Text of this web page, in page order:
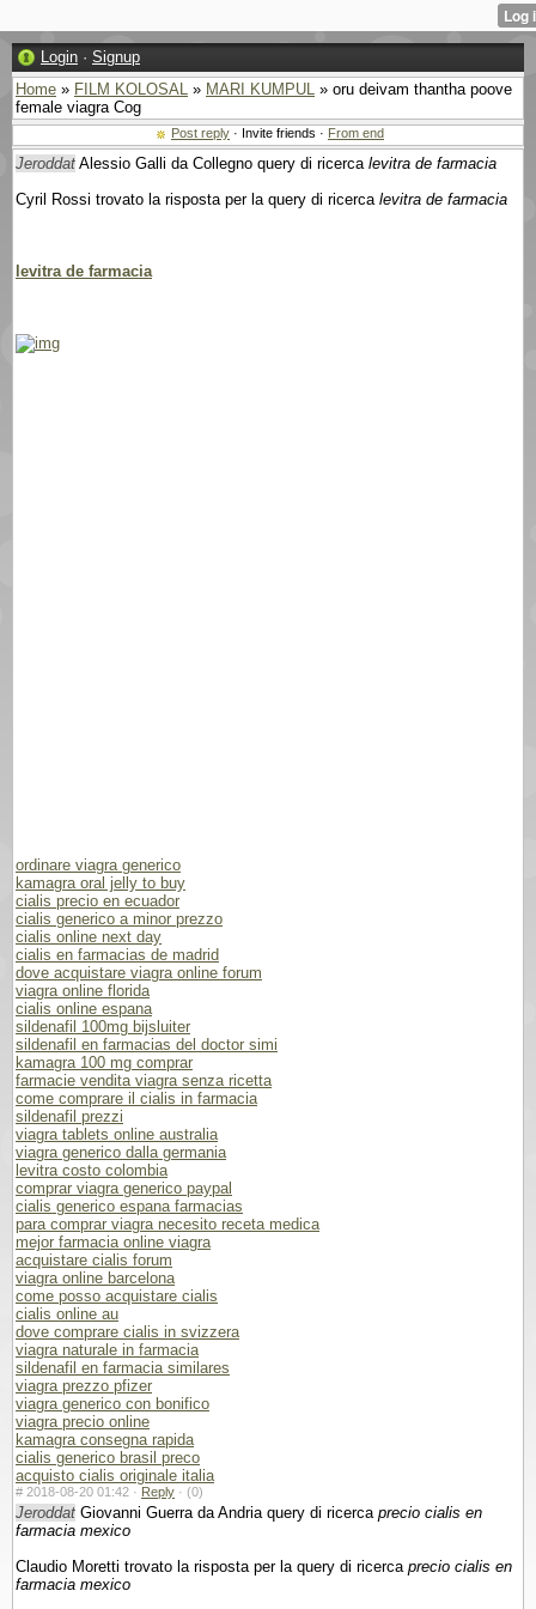
Login · Signup
Home » FILM KOLOSAL » MARI KUMPUL » oru deivam thantha poove
female viagra Cog
Post reply · Invite friends · From end
Jeroddat Alessio Galli da Collegno query di ricerca levitra de farmacia
Cyril Rossi trovato la risposta per la query di ricerca levitra de farmacia
levitra de farmacia
ordinare viagra generico
kamagra oral jelly to buy
cialis precio en ecuador
cialis generico a minor prezzo
cialis online next day
cialis en farmacias de madrid
dove acquistare viagra online forum
viagra online florida
cialis online espana
sildenafil 100mg bijsluiter
sildenafil en farmacias del doctor simi
kamagra 100 mg comprar
farmacie vendita viagra senza ricetta
come comprare il cialis in farmacia
sildenafil prezzi
viagra tablets online australia
viagra generico dalla germania
levitra costo colombia
comprar viagra generico paypal
cialis generico espana farmacias
para comprar viagra necesito receta medica
mejor farmacia online viagra
acquistare cialis forum
viagra online barcelona
come posso acquistare cialis
cialis online au
dove comprare cialis in svizzera
viagra naturale in farmacia
sildenafil en farmacia similares
viagra prezzo pfizer
viagra generico con bonifico
viagra precio online
kamagra consegna rapida
cialis generico brasil preco
acquisto cialis originale italia
# 2018-08-20 01:42 · Reply · (0)
Jeroddat Giovanni Guerra da Andria query di ricerca precio cialis en
farmacia mexico
Claudio Moretti trovato la risposta per la query di ricerca precio cialis en
farmacia mexico